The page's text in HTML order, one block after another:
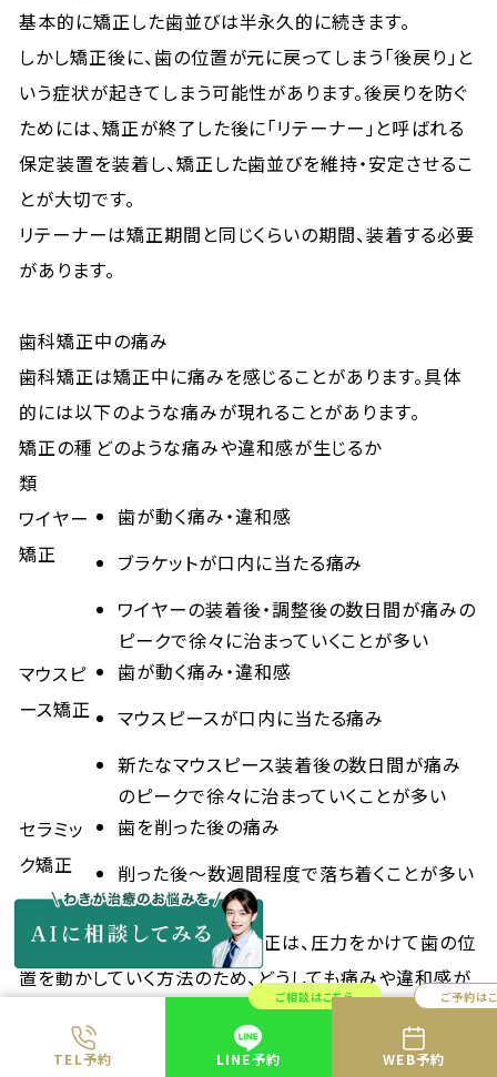
TEL予約
ご相談はこちら
LINE予約
ご予約は
WEB予約
基本的に矯正した歯並びは半永久的に続きます。
しかし矯正後に、歯の位置が元に戻ってしまう「後戻り」と
いう症状が起きてしまう可能性があります。後戻りを防ぐ
ためには、矯正が終了した後に「リテーナー」と呼ばれる
保定装置を装着し、矯正した歯並びを維持・安定させるこ
とが大切です。
リテーナーは矯正期間と同じくらいの期間、装着する必要
があります。
歯科矯正中の痛み
歯科矯正は矯正中に痛みを感じることがあります。具体
的には以下のような痛みが現れることがあります。
矯正の種
類
どのような痛みや違和感が生じるか
ワイヤー
矯正
歯が動く痛み・違和感
ブラケットが口内に当たる痛み
ワイヤーの装着後・調整後の数日間が痛みの
ピークで徐々に治まっていくことが多い
マウスピ
ース矯正
歯が動く痛み・違和感
マウスピースが口内に当たる痛み
新たなマウスピース装着後の数日間が痛み
のピークで徐々に治まっていくことが多い
セラミッ
ク矯正
歯を削った後の痛み
削った後～数週間程度で落ち着くことが多い
ワイヤー矯正とマウスピース矯正は、圧力をかけて歯の位
置を動かしていく方法のため、どうしても痛みや違和感が
生じやすいです。ただしブラケットやマウスピースなどが口
内に当たってしまう場合は、装着しつづけると出血したり